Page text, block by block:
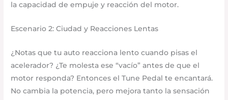
la capacidad de empuje y reacción del motor.
Escenario 2: Ciudad y Reacciones Lentas
¿Notas que tu auto reacciona lento cuando pisas el
acelerador? ¿Te molesta ese “vacío” antes de que el
motor responda? Entonces el Tune Pedal te encantará.
No cambia la potencia, pero mejora tanto la sensación